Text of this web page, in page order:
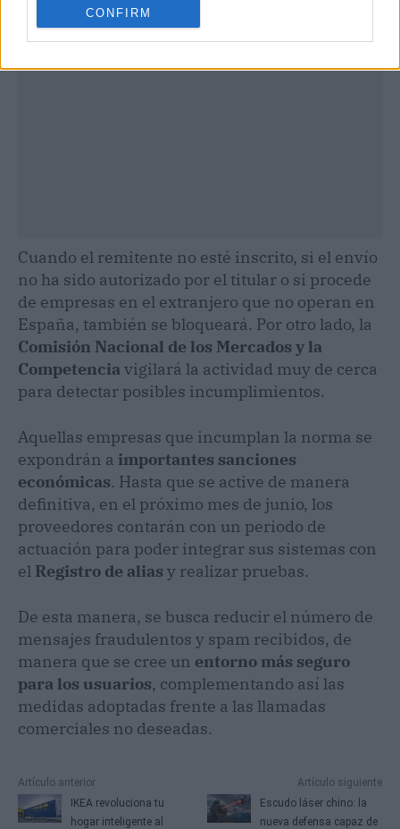
CONFIRM
Cuando el remitente no esté inscrito, si el envío
no ha sido autorizado por el titular o si procede
de empresas en el extranjero que no operan en
España, también se bloqueará. Por otro lado, la
Comisión Nacional de los Mercados y la
Competencia vigilará la actividad muy de cerca
para detectar posibles incumplimientos.
Aquellas empresas que incumplan la norma se
expondrán a importantes sanciones
económicas. Hasta que se active de manera
definitiva, en el próximo mes de junio, los
proveedores contarán con un periodo de
actuación para poder integrar sus sistemas con
el Registro de alias y realizar pruebas.
De esta manera, se busca reducir el número de
mensajes fraudulentos y spam recibidos, de
manera que se cree un entorno más seguro
para los usuarios, complementando así las
medidas adoptadas frente a las llamadas
comerciales no deseadas.
Artículo anterior
IKEA revoluciona tu
hogar inteligente al
Artículo siguiente
Escudo láser chino: la
nueva defensa capaz de